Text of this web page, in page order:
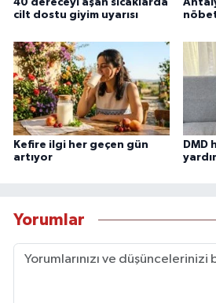
40 dereceyi aşan sıcaklarda
cilt dostu giyim uyarısı
Kefire ilgi her geçen gün
artıyor
DMD
Yorumlar